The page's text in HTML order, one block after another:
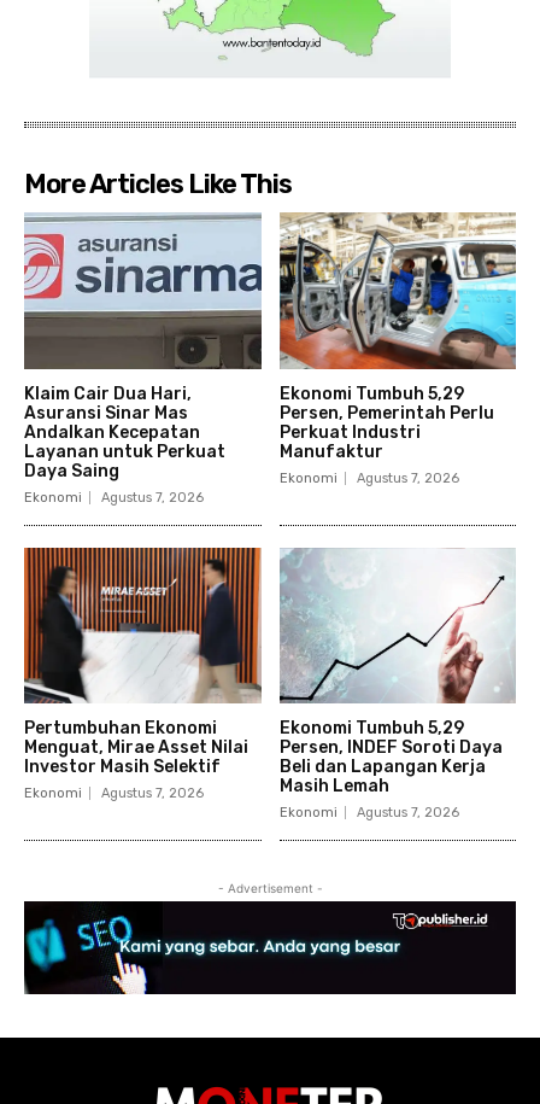
More Articles Like This
Klaim Cair Dua Hari,
Asuransi Sinar Mas
Andalkan Kecepatan
Layanan untuk Perkuat
Daya Saing
Ekonomi Agustus 7, 2026
Ekonomi Tumbuh 5,29
Persen, Pemerintah Perlu
Perkuat Industri
Manufaktur
Ekonomi Agustus 7, 2026
Pertumbuhan Ekonomi
Menguat, Mirae Asset Nilai
Investor Masih Selektif
Ekonomi Agustus 7, 2026
Ekonomi Tumbuh 5,29
Persen, INDEF Soroti Daya
Beli dan Lapangan Kerja
Masih Lemah
Ekonomi Agustus 7, 2026
- Advertisement -